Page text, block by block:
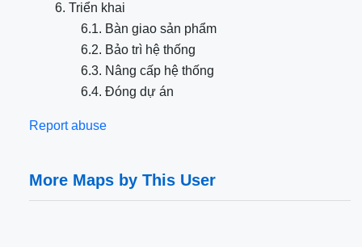
6. Triển khai
6.1. Bàn giao sản phẩm
6.2. Bảo trì hệ thống
6.3. Nâng cấp hệ thống
6.4. Đóng dự án
Report abuse
More Maps by This User